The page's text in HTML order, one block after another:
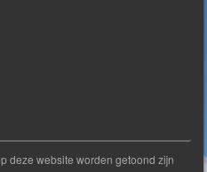
deze website worden getoond zijn